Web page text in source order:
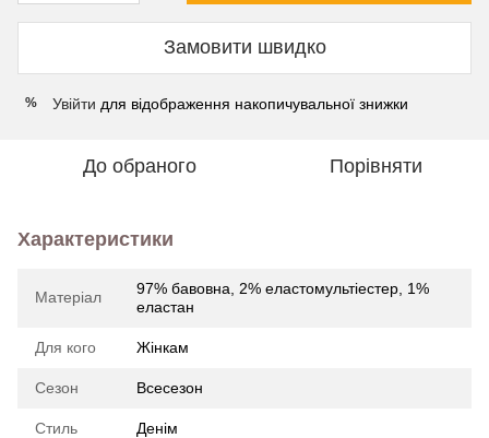
Замовити швидко
% Увійти для відображення накопичувальної знижки
До обраного Порівняти
Характеристики
Матеріал
97% бавовна, 2% еластомультіестер, 1%
еластан
Для кого Жінкам
Сезон Всесезон
Стиль Денім